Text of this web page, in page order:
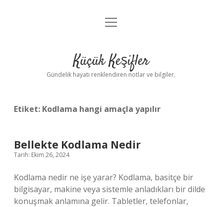
Anasayfa
Yasal Uyarı
menüyü
Küçük Keşifler
Gündelik hayatı renklendiren notlar ve bilgiler.
Etiket: Kodlama hangi amaçla yapılır
Bellekte Kodlama Nedir
Tarih: Ekim 26, 2024
Kodlama nedir ne işe yarar? Kodlama, basitçe bir
bilgisayar, makine veya sistemle anladıkları bir dilde
konuşmak anlamına gelir. Tabletler, telefonlar,